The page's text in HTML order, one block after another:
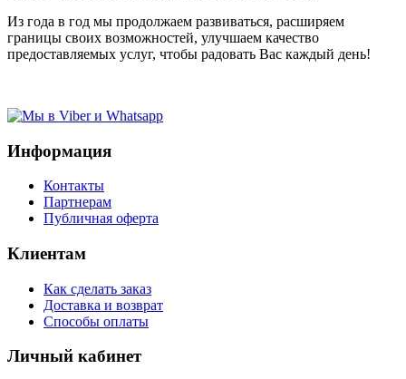
Из года в год мы продолжаем развиваться, расширяем
границы своих возможностей, улучшаем качество
предоставляемых услуг, чтобы радовать Вас каждый день!
Информация
Контакты
Партнерам
Публичная оферта
Клиентам
Как сделать заказ
Доставка и возврат
Способы оплаты
Личный кабинет